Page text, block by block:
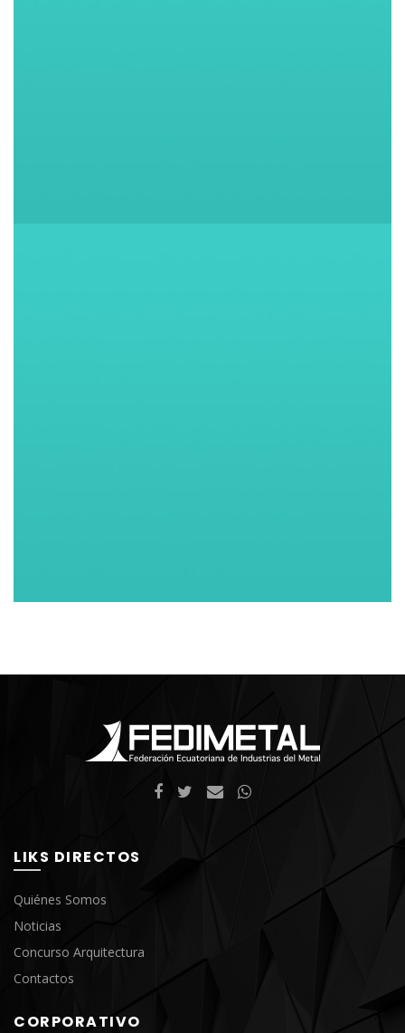
LIKS DIRECTOS
Quiénes Somos
Noticias
Concurso Arquitectura
Contactos
CORPORATIVO